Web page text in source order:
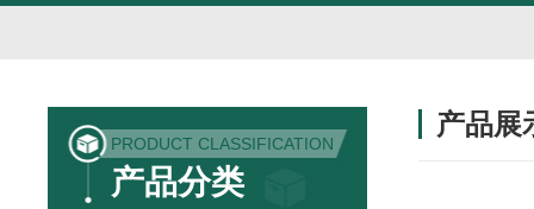
PRODUCT CLASSIFICATION
产品分类
产品展